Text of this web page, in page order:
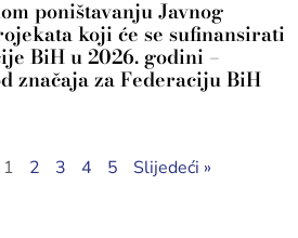
poništavanju Javnog
koji će se sufinansirati
BiH u 2026. godini –
značaja za Federaciju BiH
1 2 3 4 5 Slijedeći »